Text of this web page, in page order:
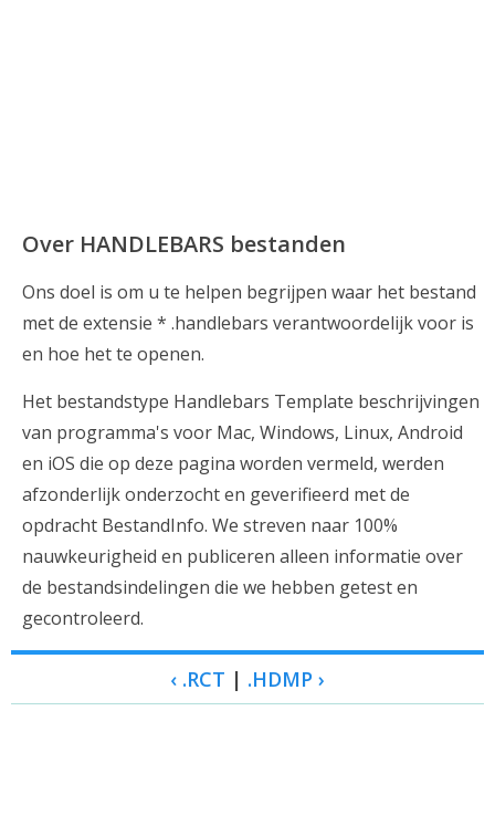
Over HANDLEBARS bestanden
Ons doel is om u te helpen begrijpen waar het bestand
met de extensie * .handlebars verantwoordelijk voor is
en hoe het te openen.
Het bestandstype Handlebars Template beschrijvingen
van programma's voor Mac, Windows, Linux, Android
en iOS die op deze pagina worden vermeld, werden
afzonderlijk onderzocht en geverifieerd met de
opdracht BestandInfo. We streven naar 100%
nauwkeurigheid en publiceren alleen informatie over
de bestandsindelingen die we hebben getest en
gecontroleerd.
‹ .RCT | .HDMP ›